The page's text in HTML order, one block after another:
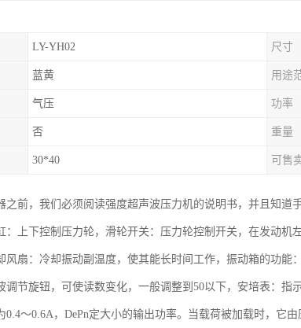
LY-YH02 尺寸
蓝黄 用途
气压 功率
否 重量
30*40 可售
之前，我们必须阅读强度超声波压力机的说明书，并且知
：上下控制压力轮，滑轮开关：压力轮控制开关，在发动
风扇：冷却振动副温度，使其能长时间工作，振动箱的功能
调节旋钮，可使读数变化，一般调整到50以下，安培表：指
0.4～0.6A，DePn定大小的输出功率。当载荷被加载时，它